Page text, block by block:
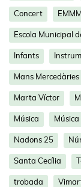
Concert EMMM
Escola Municipal
Infants
Mans Mercedàries
Marta Víctor
Música
Nadons 25
Santa Cecília
trobada